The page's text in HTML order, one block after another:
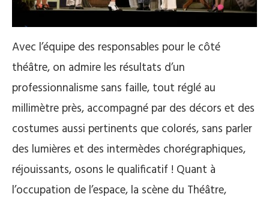
Avec l’équipe des responsables pour le côté
théâtre, on admire les résultats d’un
professionnalisme sans faille, tout réglé au
millimètre près, accompagné par des décors et des
costumes aussi pertinents que colorés, sans parler
des lumières et des intermèdes chorégraphiques,
réjouissants, osons le qualificatif ! Quant à
l’occupation de l’espace, la scène du Théâtre,